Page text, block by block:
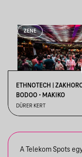
ZENE
ETHNOTECH |
BODOO • MAKIKO
DÜRER KERT
A Telekom Spots